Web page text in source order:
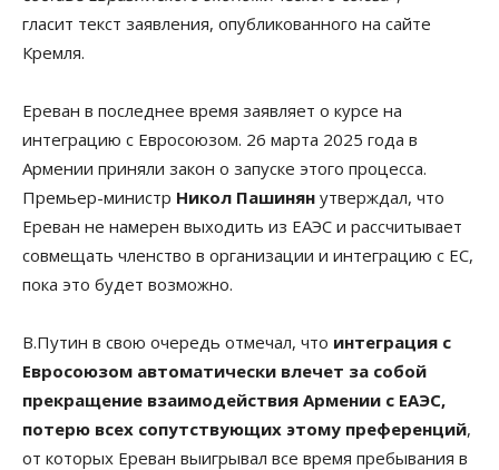
гласит текст заявления, опубликованного на сайте
Кремля.
Ереван в последнее время заявляет о курсе на
интеграцию с Евросоюзом. 26 марта 2025 года в
Армении приняли закон о запуске этого процесса.
Премьер-министр Никол Пашинян утверждал, что
Ереван не намерен выходить из ЕАЭС и рассчитывает
совмещать членство в организации и интеграцию с ЕС,
пока это будет возможно.
В.Путин в свою очередь отмечал, что интеграция с
Евросоюзом автоматически влечет за собой
прекращение взаимодействия Армении с ЕАЭС,
потерю всех сопутствующих этому преференций,
от которых Ереван выигрывал все время пребывания в